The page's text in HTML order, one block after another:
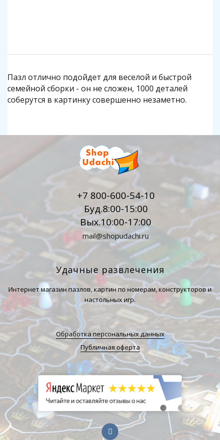
Пазл отлично подойдет для веселой и быстрой
семейной сборки - он не сложен, 1000 деталей
соберутся в картинку совершенно незаметно.
+7 800-600-54-10
Буд.8:00-15:00
Вых.10:00-17:00
mail@shopudachi.ru
Удачные развлечения
Интернет магазин пазлов, картин по номерам, конструкторов и
настольных игр.
Обработка персональных данных
Публичная оферта